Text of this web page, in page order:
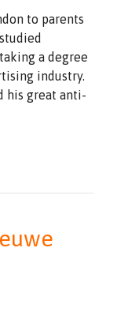
to parents
a degree
industry.
his great anti-